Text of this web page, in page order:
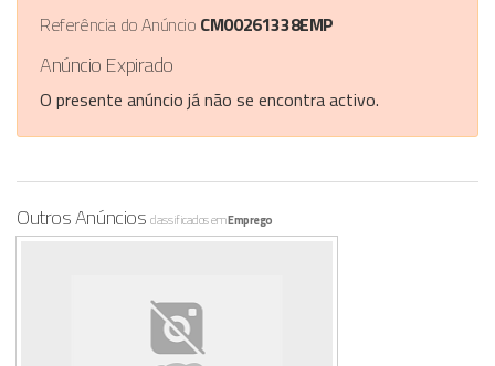
Referência do Anúncio CM00261338EMP
Anúncio Expirado
O presente anúncio já não se encontra activo.
Outros Anúncios classificados emEmprego